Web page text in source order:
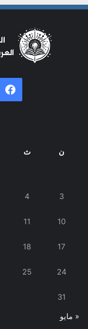
ن ث
3
4
10
11
17
18
24
25
31
« مايو